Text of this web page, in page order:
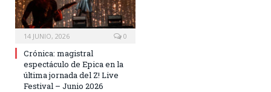
14 JUNIO, 2026 0
Crónica: magistral
espectáculo de Epica en la
última jornada del Z! Live
Festival – Junio 2026